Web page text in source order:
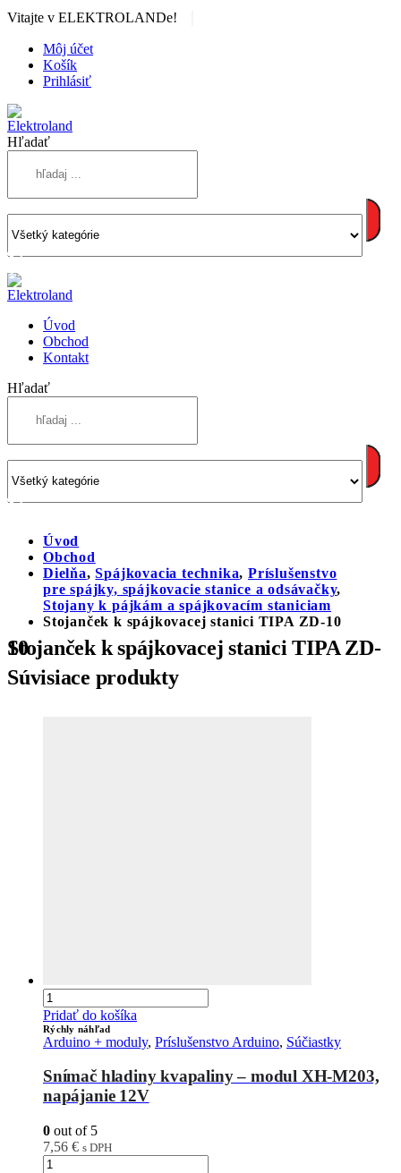
Vitajte v ELEKTROLANDe!
Môj účet
Košík
Prihlásiť
Hľadať
Úvod
Obchod
Kontakt
Hľadať
Úvod
Obchod
Dielňa,Spájkovacia technika,Príslušenstvo
pre spájky, spájkovacie stanice a odsávačky,
Stojany k pájkám a spájkovacím staniciam
Stojanček k spájkovacej stanici TIPA ZD-10
Stojanček k spájkovacej stanici TIPA ZD-10
Súvisiace produkty
Pridať do košíka
Rýchly náhľad
Arduino + moduly, Príslušenstvo Arduino, Súčiastky
Snímač hladiny kvapaliny – modul XH-M203,
napájanie 12V
0 out of 5
7,56 € s DPH